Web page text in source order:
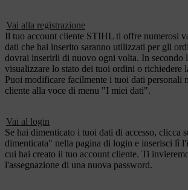
Vai alla registrazione
Il tuo account cliente STIHL ti offre numerosi
dati che hai inserito saranno utilizzati per gli
dovrai inserirli di nuovo ogni volta. In secondo
visualizzare lo stato dei tuoi ordini o richiedere
Puoi modificare facilmente i tuoi dati personali
cliente alla voce di menu "I miei dati".
Vai al login
Se hai dimenticato i tuoi dati di accesso, clicca
dimenticata" nella pagina di login e inserisci lì
cui hai creato il tuo account cliente. Ti
l'assegnazione di una nuova password.